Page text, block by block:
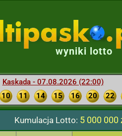
wyniki lotto
Kaskada - 07.08.2026 (22:00)
10 11 14 15 16 20 22
Kumulacja Lotto: 5 000 000